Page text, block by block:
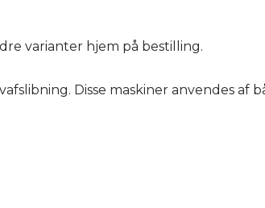
varianter hjem på bestilling.
Disse maskiner anvendes af